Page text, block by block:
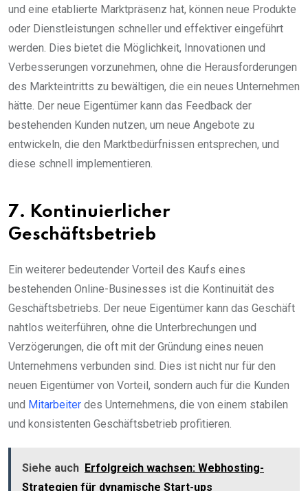
und eine etablierte Marktpräsenz hat, können neue Produkte
oder Dienstleistungen schneller und effektiver eingeführt
werden. Dies bietet die Möglichkeit, Innovationen und
Verbesserungen vorzunehmen, ohne die Herausforderungen
des Markteintritts zu bewältigen, die ein neues Unternehmen
hätte. Der neue Eigentümer kann das Feedback der
bestehenden Kunden nutzen, um neue Angebote zu
entwickeln, die den Marktbedürfnissen entsprechen, und
diese schnell implementieren.
7. Kontinuierlicher
Geschäftsbetrieb
Ein weiterer bedeutender Vorteil des Kaufs eines
bestehenden Online-Businesses ist die Kontinuität des
Geschäftsbetriebs. Der neue Eigentümer kann das Geschäft
nahtlos weiterführen, ohne die Unterbrechungen und
Verzögerungen, die oft mit der Gründung eines neuen
Unternehmens verbunden sind. Dies ist nicht nur für den
neuen Eigentümer von Vorteil, sondern auch für die Kunden
und Mitarbeiter des Unternehmens, die von einem stabilen
und konsistenten Geschäftsbetrieb profitieren.
Siehe auch Erfolgreich wachsen: Webhosting-
Strategien für dynamische Start-ups